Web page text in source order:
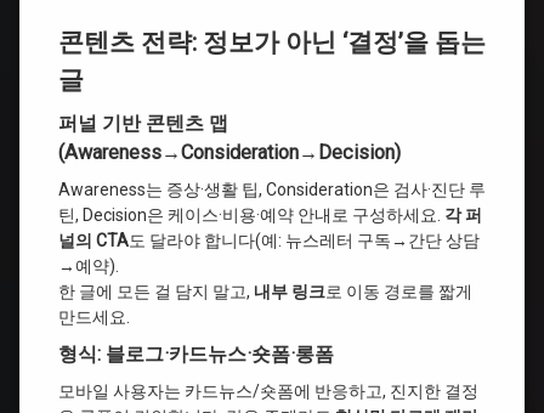
콘텐츠 전략: 정보가 아닌 ‘결정’을 돕는
글
퍼널 기반 콘텐츠 맵
(Awareness→Consideration→Decision)
Awareness는 증상·생활 팁, Consideration은 검사·진단 루
틴, Decision은 케이스·비용·예약 안내로 구성하세요. 각 퍼
널의 CTA도 달라야 합니다(예: 뉴스레터 구독→간단 상담
→예약).
한 글에 모든 걸 담지 말고, 내부 링크로 이동 경로를 짧게
만드세요.
형식: 블로그·카드뉴스·숏폼·롱폼
모바일 사용자는 카드뉴스/숏폼에 반응하고, 진지한 결정